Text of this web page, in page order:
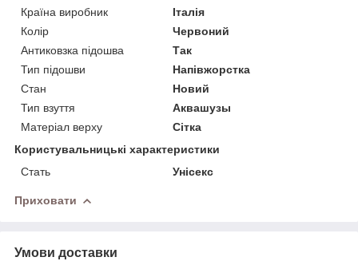
Країна виробник
Італія
Колір
Червоний
Антиковзка підошва
Так
Тип підошви
Напівжорстка
Стан
Новий
Тип взуття
Аквашузы
Матеріал верху
Сітка
Користувальницькі характеристики
Стать
Унісекс
Приховати
Умови доставки